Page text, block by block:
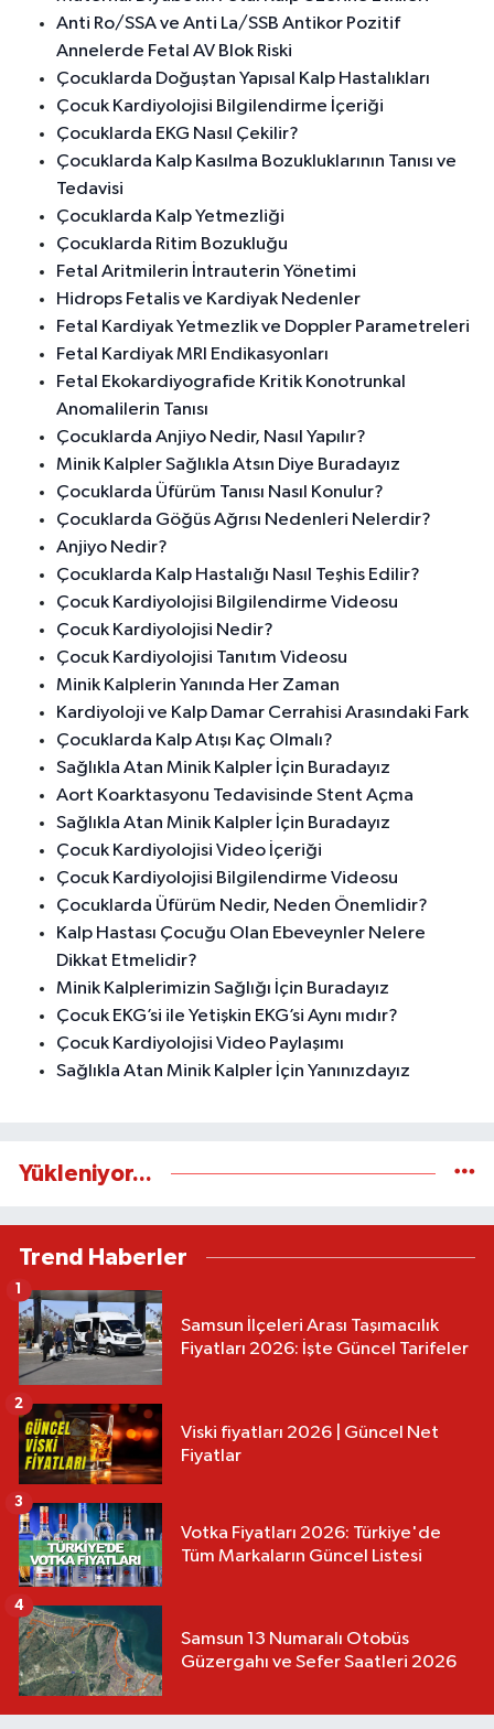
Anti Ro/SSA ve Anti La/SSB Antikor Pozitif
Annelerde Fetal AV Blok Riski
Çocuklarda Doğuştan Yapısal Kalp Hastalıkları
Çocuk Kardiyolojisi Bilgilendirme İçeriği
Çocuklarda EKG Nasıl Çekilir?
Çocuklarda Kalp Kasılma Bozukluklarının Tanısı ve
Tedavisi
Çocuklarda Kalp Yetmezliği
Çocuklarda Ritim Bozukluğu
Fetal Aritmilerin İntrauterin Yönetimi
Hidrops Fetalis ve Kardiyak Nedenler
Fetal Kardiyak Yetmezlik ve Doppler Parametreleri
Fetal Kardiyak MRI Endikasyonları
Fetal Ekokardiyografide Kritik Konotrunkal
Anomalilerin Tanısı
Çocuklarda Anjiyo Nedir, Nasıl Yapılır?
Minik Kalpler Sağlıkla Atsın Diye Buradayız
Çocuklarda Üfürüm Tanısı Nasıl Konulur?
Çocuklarda Göğüs Ağrısı Nedenleri Nelerdir?
Anjiyo Nedir?
Çocuklarda Kalp Hastalığı Nasıl Teşhis Edilir?
Çocuk Kardiyolojisi Bilgilendirme Videosu
Çocuk Kardiyolojisi Nedir?
Çocuk Kardiyolojisi Tanıtım Videosu
Minik Kalplerin Yanında Her Zaman
Kardiyoloji ve Kalp Damar Cerrahisi Arasındaki Fark
Çocuklarda Kalp Atışı Kaç Olmalı?
Sağlıkla Atan Minik Kalpler İçin Buradayız
Aort Koarktasyonu Tedavisinde Stent Açma
Sağlıkla Atan Minik Kalpler İçin Buradayız
Çocuk Kardiyolojisi Video İçeriği
Çocuk Kardiyolojisi Bilgilendirme Videosu
Çocuklarda Üfürüm Nedir, Neden Önemlidir?
Kalp Hastası Çocuğu Olan Ebeveynler Nelere
Dikkat Etmelidir?
Minik Kalplerimizin Sağlığı İçin Buradayız
Çocuk EKG’si ile Yetişkin EKG’si Aynı mıdır?
Çocuk Kardiyolojisi Video Paylaşımı
Sağlıkla Atan Minik Kalpler İçin Yanınızdayız
Yükleniyor...
Trend Haberler
Samsun İlçeleri Arası Taşımacılık
Fiyatları 2026: İşte Güncel Tarifeler
1
Viski fiyatları 2026 | Güncel Net
Fiyatlar
2
Votka Fiyatları 2026: Türkiye'de
Tüm Markaların Güncel Listesi
3
Samsun 13 Numaralı Otobüs
Güzergahı ve Sefer Saatleri 2026
4